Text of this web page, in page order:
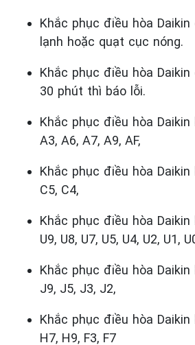
Khắc phục điều hòa
lạnh hoặc quạt cục nóng.
Khắc phục điều hòa
30 phút thì báo lỗi.
Khắc phục điều hòa Daikin
A3, A6, A7, A9, AF,
Khắc phục điều hòa Daikin
C5, C4,
Khắc phục điều hòa Daikin
U9, U8, U7, U5, U4, U2, U1,
Khắc phục điều hòa Daikin
J9, J5, J3, J2,
Khắc phục điều hòa Daikin
H7, H9, F3, F7